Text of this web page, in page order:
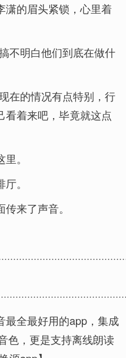
潇的眉头紧锁，心里着
不明白他们到底在做什
在的情况有点特别，行
看着来吧，毕竟就这点
。
。
来了声音。
最全最好用的app，集成
色，更是支持离线朗读